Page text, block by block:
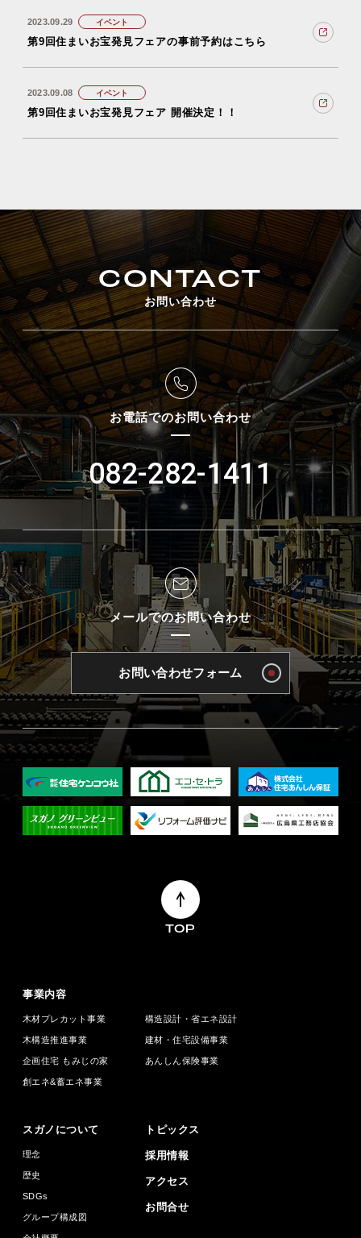
2023.09.29 イベント
第9回住まいお宝発見フェアの事前予約はこちら
2023.09.08 イベント
第9回住まいお宝発見フェア 開催決定！！
CONTACT
お問い合わせ
お電話でのお問い合わせ
082-282-1411
メールでのお問い合わせ
お問い合わせフォーム
TOP
事業内容
木材プレカット事業 構造設計・省エネ設計
木構造推進事業 建材・住宅設備事業
企画住宅 もみじの家 あんしん保険事業
創エネ&蓄エネ事業
スガノについて
理念
歴史
SDGs
グループ構成図
トピックス
採用情報
アクセス
お問合せ